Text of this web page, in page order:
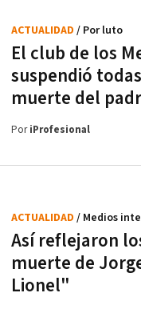
El club de los
suspendió
muerte del
ACTUALIDAD / Por luto
PoriProfesional
Así reflejaron
muerte de
Lionel"
ACTUALIDAD / Medios